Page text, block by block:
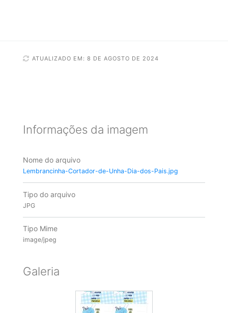
ATUALIZADO EM: 8 DE AGOSTO DE 2024
Informações da imagem
Nome do arquivo
Lembrancinha-Cortador-de-Unha-Dia-dos-Pais.jpg
Tipo do arquivo
JPG
Tipo Mime
image/jpeg
Galeria